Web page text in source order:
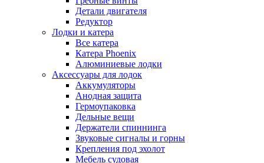
Детали двигателя
Редуктор
Лодки и катера
Все катера
Катера Phoenix
Алюминиевые лодки
Аксессуары для лодок
Аккумуляторы
Анодная защита
Гермоупаковка
Дельные вещи
Держатели спиннинга
Звуковые сигналы и горны
Крепления под эхолот
Мебель судовая